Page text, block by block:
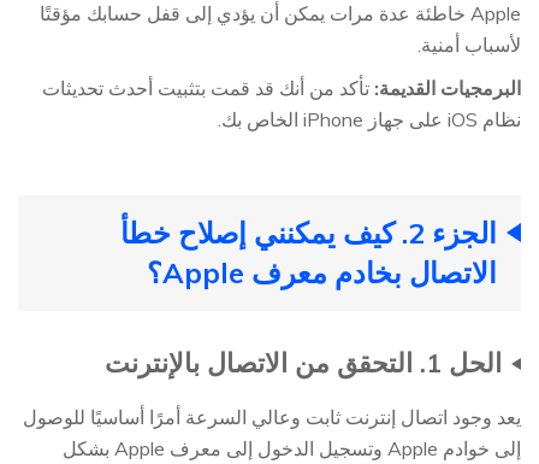
Apple خاطئة عدة مرات يمكن أن يؤدي إلى قفل حسابك مؤقتًا
لأسباب أمنية.
البرمجيات القديمة: تأكد من أنك قد قمت بتثبيت أحدث تحديثات
نظام iOS على جهاز iPhone الخاص بك.
الجزء 2. كيف يمكنني إصلاح خطأ
الاتصال بخادم معرف Apple؟
الحل 1. التحقق من الاتصال بالإنترنت
يعد وجود اتصال إنترنت ثابت وعالي السرعة أمرًا أساسيًا للوصول
إلى خوادم Apple وتسجيل الدخول إلى معرف Apple بشكل